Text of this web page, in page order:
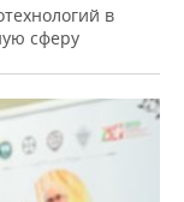
в
сферу